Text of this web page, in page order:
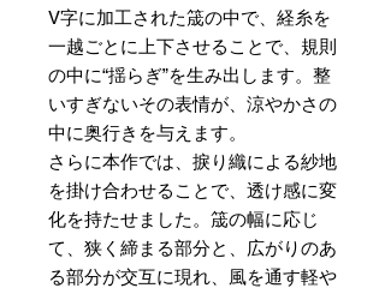
V字に加工された筬の中で、経糸を
一越ごとに上下させることで、規則
の中に“揺らぎ”を生み出します。整
いすぎないその表情が、涼やかさの
中に奥行きを与えます。
さらに本作では、捩り織による紗地
を掛け合わせることで、透け感に変
化を持たせました。筬の幅に応じ
て、狭く締まる部分と、広がりのあ
る部分が交互に現れ、風を通す軽や